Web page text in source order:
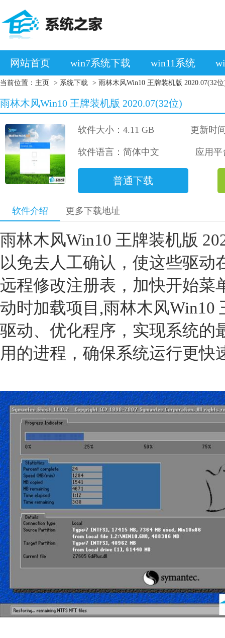
网站首页 win7系统下载 win11系统
当前位置： 主页 > 系统下载 > 雨林木风Win10 王牌装机版 2020.07(32
雨林木风Win10 王牌装机版 2020.07(32位)
软件大小：4.11 GB 更新时
软件语言：简体中文 应用平
普通下载
软件介绍 更多下载地址
雨林木风Win10 王牌装机版
以免去人工确认，使这些驱
远程修改注册表，加快开始菜
动时加载项目,雨林木风Win10
驱动、优化程序，实现系统的
用的进程，确保系统运行更快